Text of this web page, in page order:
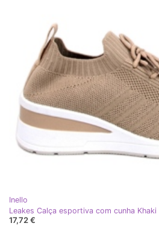
Inello
Leakes Calça esportiva com cunha
17,72 €